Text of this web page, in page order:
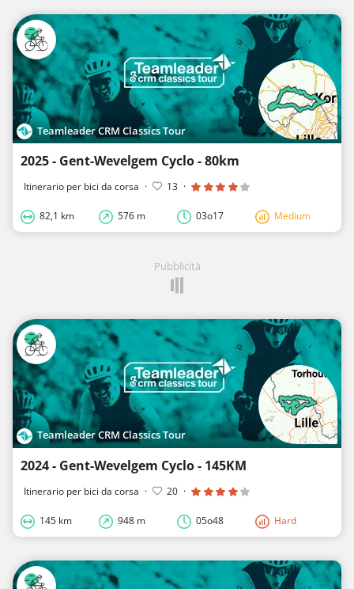
Teamleader CRM Classics Tour
2025 - Gent-Wevelgem Cyclo - 80km
Itinerario per bici da corsa · 13 ·
82,1 km 576 m 03o17 Medium
Pubblicità
Teamleader CRM Classics Tour
2024 - Gent-Wevelgem Cyclo - 145KM
Itinerario per bici da corsa · 20 ·
145 km 948 m 05o48 Hard